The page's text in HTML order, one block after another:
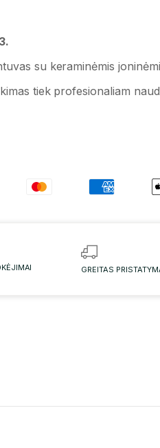
3.
su keraminėmis
tiek profesionaliam
GREITAS